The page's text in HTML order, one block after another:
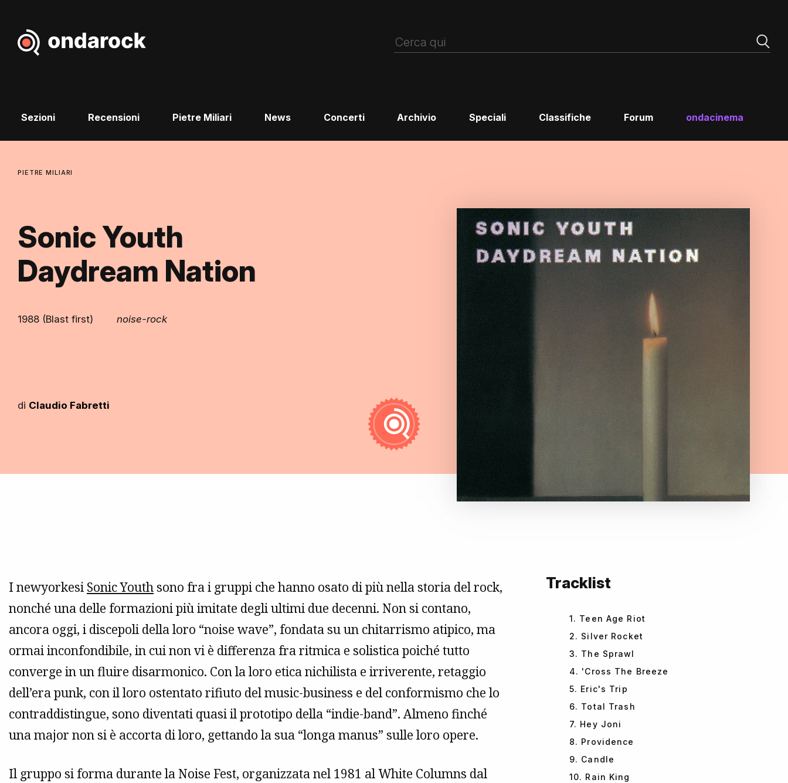
Sezioni Recensioni Pietre Miliari News Concerti Archivio Speciali Classifiche Forum ondacinema
PIETRE MILIARI
Sonic Youth
Daydream Nation
1988 (Blast first) noise-rock
di Claudio Fabretti
I newyorkesi Sonic Youthsono fra i gruppi che hanno osato di più nella storia del rock,
nonché una delle formazioni più imitate degli ultimi due decenni. Non si contano,
ancora oggi, i discepoli della loro “noise wave”, fondata su un chitarrismo atipico, ma
ormai inconfondibile, in cui non vi è differenza fra ritmica e solistica poiché tutto
converge in un fluire disarmonico. Con la loro etica nichilista e irriverente, retaggio
dell’era punk, con il loro ostentato rifiuto del music-business e del conformismo che lo
contraddistingue, sono diventati quasi il prototipo della “indie-band”. Almeno finché
una major non si è accorta di loro, gettando la sua “longa manus” sulle loro opere.
Il gruppo si forma durante la Noise Fest, organizzata nel 1981 al White Columns dal
Tracklist
1. Teen Age Riot
2. Silver Rocket
3. The Sprawl
4. 'Cross The Breeze
5. Eric's Trip
6. Total Trash
7. Hey Joni
8. Providence
9. Candle
10. Rain King